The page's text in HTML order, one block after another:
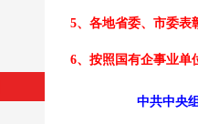
5、各地省委、市委表
6、按照国有企事业单
中共中央